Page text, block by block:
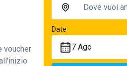
voucher
Date
7 Ago